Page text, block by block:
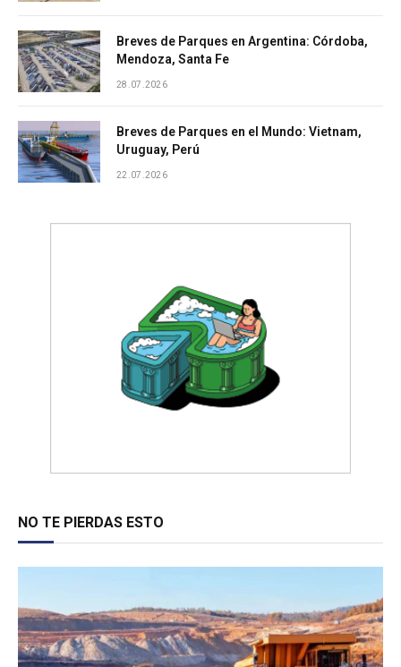
Breves de Parques en Argentina: Córdoba,
Mendoza, Santa Fe
28.07.2026
Breves de Parques en el Mundo: Vietnam,
Uruguay, Perú
22.07.2026
NO TE PIERDAS ESTO